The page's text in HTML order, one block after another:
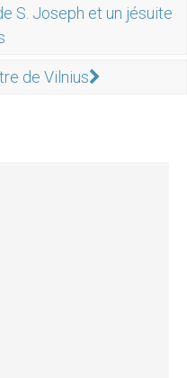
S. Joseph et un jésuite
de Vilnius